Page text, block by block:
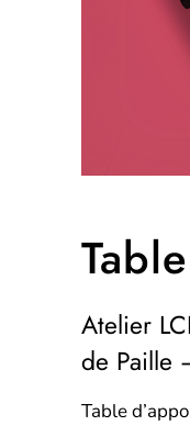
Atelier
de Paille
Table